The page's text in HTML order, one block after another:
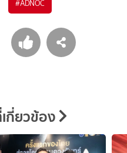
#ADNOC
กี่ยวข้อง